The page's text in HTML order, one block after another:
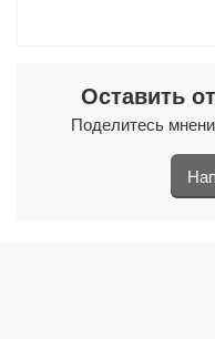
Оставить
Поделитесь